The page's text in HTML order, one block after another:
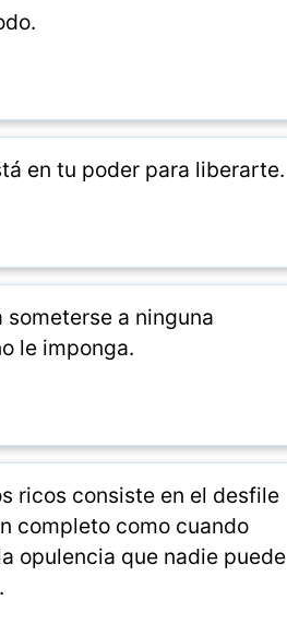
en tu poder para liberarte.
a ninguna
le imponga.
ricos consiste en el desfile
completo como cuando
opulencia que nadie puede